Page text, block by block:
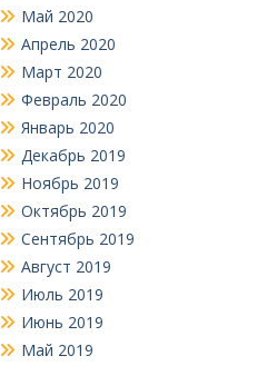
Май 2020
Апрель 2020
Март 2020
Февраль 2020
Январь 2020
Декабрь 2019
Ноябрь 2019
Октябрь 2019
Сентябрь 2019
Август 2019
Июль 2019
Июнь 2019
Май 2019